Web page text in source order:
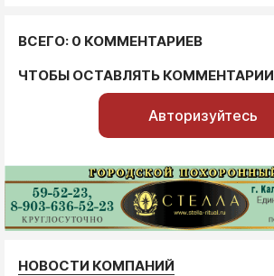
ВСЕГО: 0 КОММЕНТАРИЕВ
ЧТОБЫ ОСТАВЛЯТЬ КОММЕНТАРИИ
Авторизуйтесь
НОВОСТИ КОМПАНИЙ